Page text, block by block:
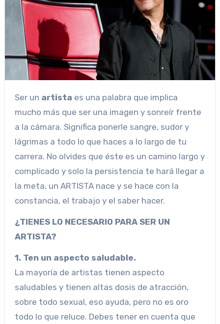
Ser un artista es una palabra que implica
mucho más que ser una imagen y sonreír frente
a la cámara. Significa ponerle sangre, sudor y
lágrimas a todo lo que haces a lo largo de tu
carrera. No olvides que éste es un camino largo y
complicado y solo la persistencia te hará llegar a
la meta, un ARTISTA nace y se hace con la
constancia, el trabajo y el saber hacer.
¿TIENES LO NECESARIO PARA SER UN
ARTISTA?
1. Ten un aspecto saludable.
La mayoría de artistas tienen aspecto
saludables y tienen altas dosis de atracción,
sobre todo sexual, eso ayuda, pero no es oro
todo lo que reluce. Debes tener en cuenta que